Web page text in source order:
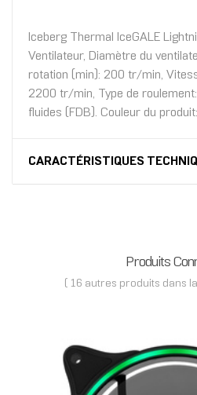
Iceberg Thermal IceGALE
Ventilateur, Diamètre du
rotation (min): 200 tr/min,
2200 tr/min, Type de
fluides (FDB). Couleur du
CARACTÉRISTIQUES
Produits
( 16 autres produits dans